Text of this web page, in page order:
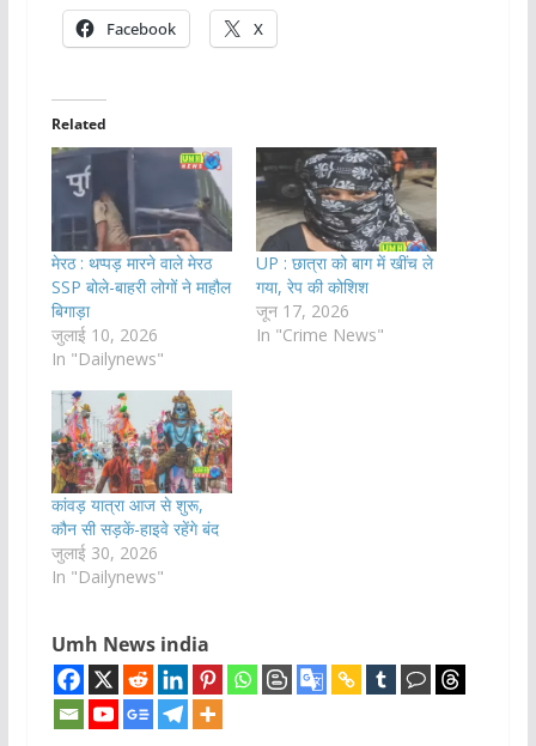
Facebook X
Related
मेरठ : थप्पड़ मारने वाले मेरठ
SSP बोले-बाहरी लोगों ने माहौल
बिगाड़ा
जुलाई 10, 2026
In "Dailynews"
UP : छात्रा को बाग में खींच ले
गया, रेप की कोशिश
जून 17, 2026
In "Crime News"
कांवड़ यात्रा आज से शुरू,
कौन सी सड़कें-हाइवे रहेंगे बंद
जुलाई 30, 2026
In "Dailynews"
Umh News india